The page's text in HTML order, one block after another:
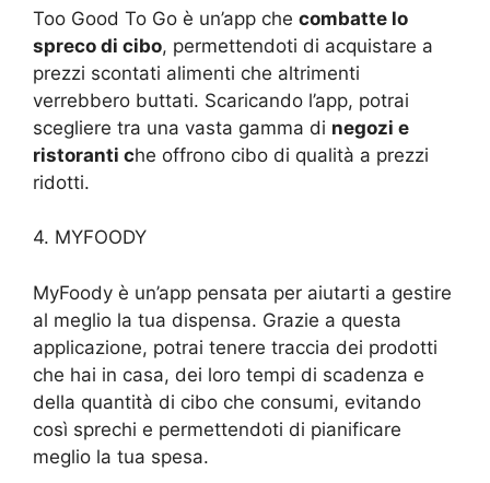
Too Good To Go è un’app che combatte lo
spreco di cibo, permettendoti di acquistare a
prezzi scontati alimenti che altrimenti
verrebbero buttati. Scaricando l’app, potrai
scegliere tra una vasta gamma di negozi e
ristoranti che offrono cibo di qualità a prezzi
ridotti.
4. MYFOODY
MyFoody è un’app pensata per aiutarti a gestire
al meglio la tua dispensa. Grazie a questa
applicazione, potrai tenere traccia dei prodotti
che hai in casa, dei loro tempi di scadenza e
della quantità di cibo che consumi, evitando
così sprechi e permettendoti di pianificare
meglio la tua spesa.